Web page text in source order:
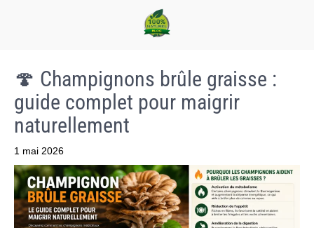
🍄 Champignons brûle graisse :
guide complet pour maigrir
naturellement
1 mai 2026